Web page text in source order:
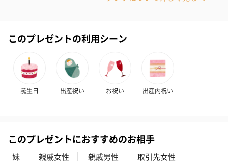
（2,580円）
（2,580円）
このプレゼントの利用シーン
誕生日 出産祝い お祝い 出産内祝い
このプレゼントにおすすめのお相手
妹 親戚女性 親戚男性
取引先女性